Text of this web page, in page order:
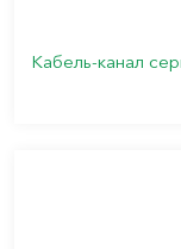
Кабель-канал